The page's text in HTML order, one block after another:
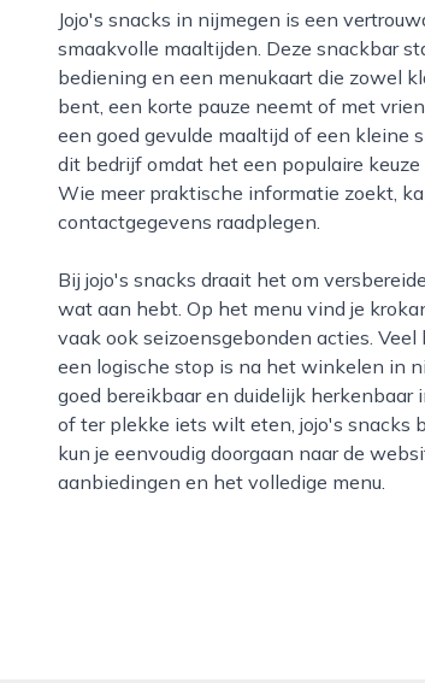
Jojo's snacks in nijmegen is een vertrouwde naam voor iedereen die houdt van hartige trek en snelle,
smaakvolle maaltijden. Deze snackbar
bediening en een menukaart die zowel
bent, een korte pauze neemt of met
een goed gevulde maaltijd of een kleine
dit bedrijf omdat het een populaire
Wie meer praktische informatie zoekt,
contactgegevens raadplegen.
Bij jojo's snacks draait het om versbereide producten, een constante kwaliteit en porties waar je echt
wat aan hebt. Op het menu vind je
vaak ook seizoensgebonden acties.
een logische stop is na het winkelen in
goed bereikbaar en duidelijk
of ter plekke iets wilt eten, jojo's snacks
kun je eenvoudig doorgaan naar de
aanbiedingen en het volledige menu.